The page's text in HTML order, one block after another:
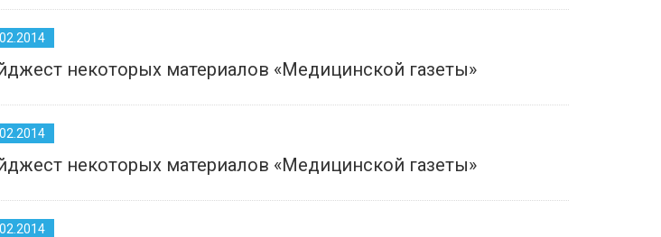
некоторых материалов «Медицинской газеты»
некоторых материалов «Медицинской газеты»